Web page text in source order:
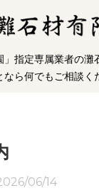
」指定専属業者の灘
なら何でもご相談く
06/14